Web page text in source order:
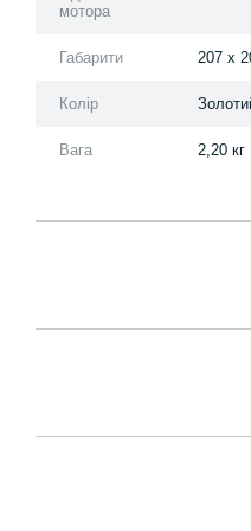
мотора
Габарити 207 x
Колір
Вага 2,20 кг